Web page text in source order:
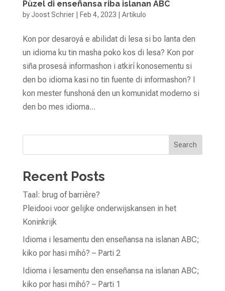
Pùzel di enseñansa riba islanan ABC
by Joost Schrier| Feb 4, 2023 Artikulo
Kon por desaroyá e abilidat di lesa si bo lanta den
un idioma ku tin masha poko kos di lesa? Kon por
siña prosesá informashon i atkirí konosementu si
den bo idioma kasi no tin fuente di informashon? I
kon mester funshoná den un komunidat moderno si
den bo mes idioma...
Search
Recent Posts
Taal: brug of barrière?
Pleidooi voor gelijke onderwijskansen in het
Koninkrijk
Idioma i lesamentu den enseñansa na islanan ABC;
kiko por hasi mihó? – Parti 2
Idioma i lesamentu den enseñansa na islanan ABC;
kiko por hasi mihó? – Parti 1